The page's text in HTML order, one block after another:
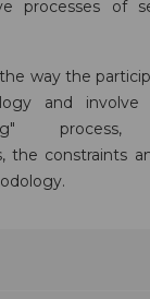
processes of
way the
and
the constraints